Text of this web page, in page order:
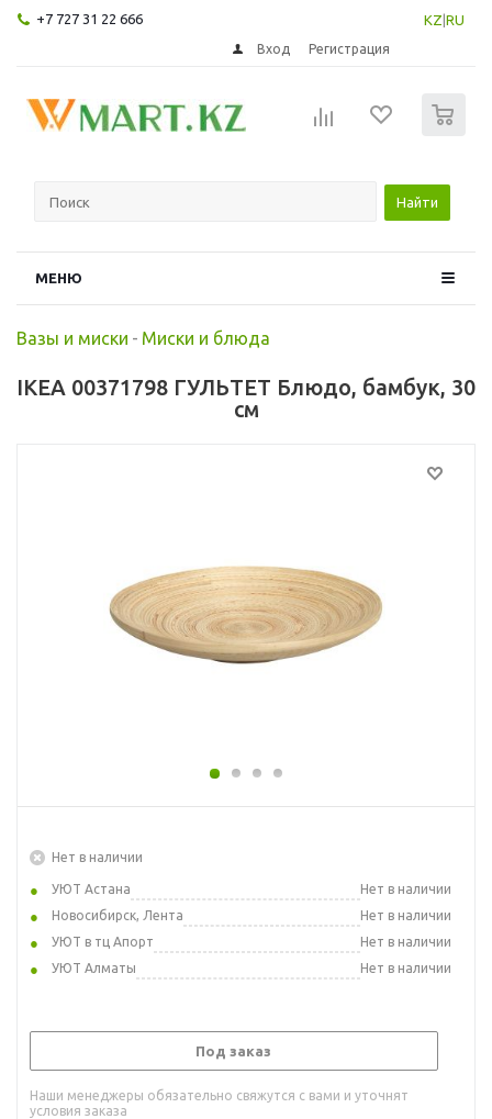
+7 727 31 22 666 KZ RU
Вход Регистрация
Найти
МЕНЮ
Вазы и миски - Миски и блюда
IKEA 00371798 ГУЛЬТЕТ Блюдо, бамбук, 30
см
Нет в наличии
УЮТ Астана
Нет в наличии
Новосибирск, Лента
Нет в наличии
УЮТ в тц Апорт
Нет в наличии
УЮТ Алматы
Нет в наличии
Под заказ
Наши менеджеры обязательно свяжутся с вами и уточнят
условия заказа